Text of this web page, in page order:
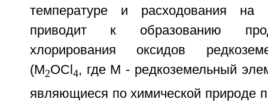
температуре и расходования на
приводит к образованию
хлорирования оксидов
(M2OCl 4, где M - редкоземельный
являющиеся по химической природе